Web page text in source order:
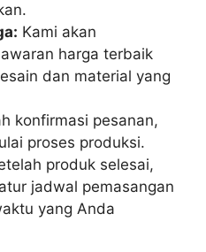
Kami akan
harga terbaik
dan material yang
konfirmasi pesanan,
proses produksi.
produk selesai,
jadwal pemasangan
yang Anda